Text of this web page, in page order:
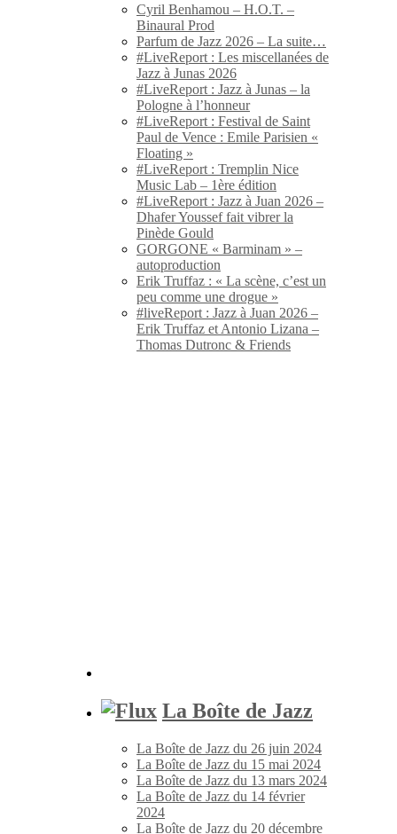
Cyril Benhamou – H.O.T. –
Binaural Prod
Parfum de Jazz 2026 – La suite…
#LiveReport : Les miscellanées de
Jazz à Junas 2026
#LiveReport : Jazz à Junas – la
Pologne à l’honneur
#LiveReport : Festival de Saint
Paul de Vence : Emile Parisien «
Floating »
#LiveReport : Tremplin Nice
Music Lab – 1ère édition
#LiveReport : Jazz à Juan 2026 –
Dhafer Youssef fait vibrer la
Pinède Gould
GORGONE « Barminam » –
autoproduction
Erik Truffaz : « La scène, c’est un
peu comme une drogue »
#liveReport : Jazz à Juan 2026 –
Erik Truffaz et Antonio Lizana –
Thomas Dutronc & Friends
La Boîte de Jazz
La Boîte de Jazz du 26 juin 2024
La Boîte de Jazz du 15 mai 2024
La Boîte de Jazz du 13 mars 2024
La Boîte de Jazz du 14 février
2024
La Boîte de Jazz du 20 décembre